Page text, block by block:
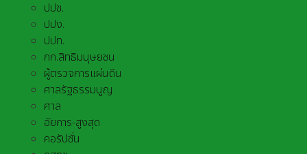
ปปช.
ปปง.
ปปท.
กก.สิทธิมนุษยชน
ผู้ตรวจการแผ่นดิน
ศาลรัฐธรรมนูญ
ศาล
อัยการ-สูงสุด
คอรัปชั่น